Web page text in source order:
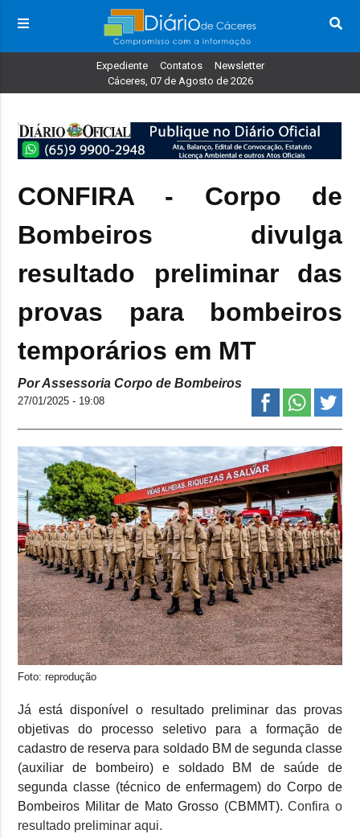
Expediente Contatos
Newsletter
Cáceres, 07 de Agosto de 2026
CONFIRA - Corpo de
Bombeiros divulga
resultado preliminar das
provas para bombeiros
temporários em MT
Por Assessoria Corpo de Bombeiros
27/01/2025 - 19:08
Foto: reprodução
Já está disponível o resultado preliminar das provas
objetivas do processo seletivo para a formação de
cadastro de reserva para soldado BM de segunda classe
(auxiliar de bombeiro) e soldado BM de saúde de
segunda classe (técnico de enfermagem) do Corpo de
Bombeiros Militar de Mato Grosso (CBMMT).Confira o
resultado preliminar aqui.